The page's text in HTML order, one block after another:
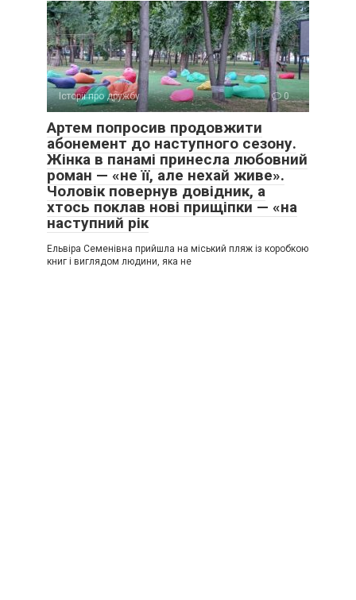
Історії про дружбу 0
Артем попросив продовжити
абонемент до наступного сезону.
Жінка в панамі принесла любовний
роман — «не її, але нехай живе».
Чоловік повернув довідник, а
хтось поклав нові прищіпки — «на
наступний рік
Ельвіра Семенівна прийшла на міський пляж із коробкою
книг і виглядом людини, яка не